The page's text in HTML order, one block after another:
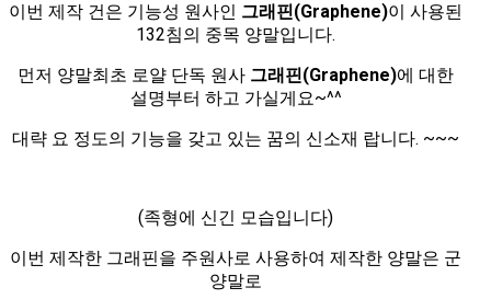
이번 제작 건은 기능성 원사인 그래핀(Graphene)이 사용된
132침의 중목 양말입니다.
먼저 양말최초 로얄 단독 원사 그래핀(Graphene)에 대한
설명부터 하고 가실게요~^^
대략 요 정도의 기능을 갖고 있는 꿈의 신소재 랍니다. ~~~
(족형에 신긴 모습입니다)
이번 제작한 그래핀을 주원사로 사용하여 제작한 양말은 군
양말로